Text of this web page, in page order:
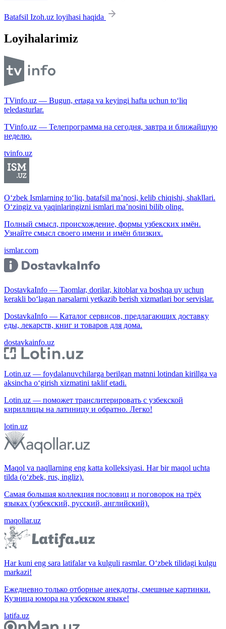
Batafsil Izoh.uz loyihasi haqida
Loyihalarimiz
TVinfo.uz — Bugun, ertaga va keyingi hafta uchun to‘liq
teledasturlar.
TVinfo.uz — Телепрограмма на сегодня, завтра и ближайшую
неделю.
tvinfo.uz
O‘zbek Ismlarning to‘liq, batafsil ma’nosi, kelib chiqishi, shakllari.
O‘zingiz va yaqinlaringizni ismlari ma’nosini bilib oling.
Полный смысл, происхождение, формы узбекских имён.
Узнайте смысл своего имени и имён близких.
ismlar.com
DostavkaInfo — Taomlar, dorilar, kitoblar va boshqa uy uchun
kerakli bo‘lagan narsalarni yetkazib berish xizmatlari bor servislar.
DostavkaInfo — Каталог сервисов, предлагающих доставку
еды, лекарств, книг и товаров для дома.
dostavkainfo.uz
Lotin.uz — foydalanuvchilarga berilgan matnni lotindan kirillga va
aksincha o‘girish xizmatini taklif etadi.
Lotin.uz — поможет транслитерировать с узбекской
кириллицы на латиницу и обратно. Легко!
lotin.uz
Maqol va naqllarning eng katta kolleksiyasi. Har bir maqol uchta
tilda (o‘zbek, rus, ingliz).
Самая большая коллекция пословиц и поговорок на трёх
языках (узбекский, русский, английский).
maqollar.uz
Har kuni eng sara latifalar va kulguli rasmlar. O‘zbek tilidagi kulgu
markazi!
Ежедневно только отборные анекдоты, смешные картинки.
Кузница юмора на узбекском языке!
latifa.uz